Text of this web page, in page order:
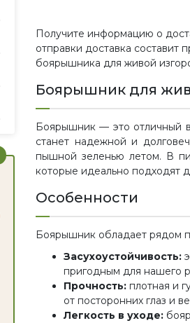
Получите информацию о
отправки доставка
боярышника для живой
Боярышник для
Боярышник — это отличный
станет надежной и
пышной зеленью летом. В
которые идеально подходят
Особенности
Боярышник обладает рядом
Засухоустойчивость:
пригодным для нашего
Прочность: плотная и
от посторонних глаз и
Легкость в уходе: